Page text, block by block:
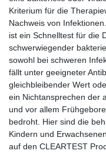
Kriterium für die
Nachweis von
ist ein Schnelltest für die
schwerwiegender
sowohl bei schweren
fällt unter geeigneter
gleichbleibender Wert
ein Nichtansprechen der
und vor allem
bedroht. Hier sind die
Kindern und
auf den CLEARTEST